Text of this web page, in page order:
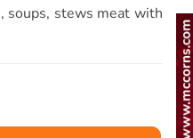
soups, stews meat with